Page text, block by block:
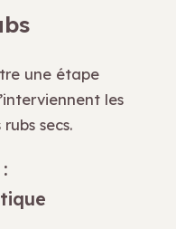
une étape
les
secs.